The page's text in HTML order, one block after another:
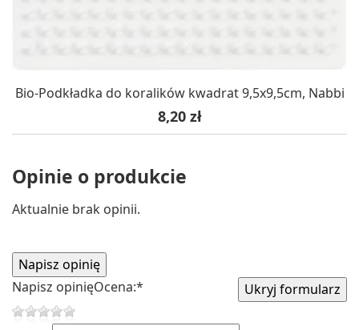
Bio-Podkładka do koralików kwadrat 9,5x9,5cm, Nabbi
Cena
8,20 zł
Opinie o produkcie
Aktualnie brak opinii.
Napisz opinięOcena:*